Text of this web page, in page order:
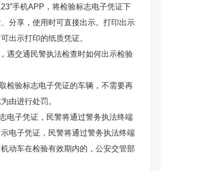
手机APP，将检验标志电子凭证下
分享，使用时可直接出示。打印出示
出示打印的纸质凭证。
遇交通民警执法检查时如何出示检验
检验标志电子凭证的车辆，不需要再
由进行处罚。
电子凭证，民警将通过警务执法终端
电子凭证，民警将通过警务执法终端
动车在检验有效期内的，公安交管部